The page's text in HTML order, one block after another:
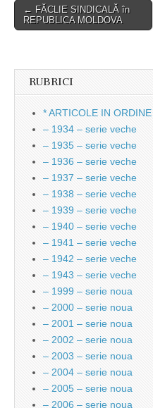
Post
navigation
← FĂCLIE SINDICALĂ în
REPUBLICA MOLDOVA
RUBRICI
* ARTICOLE IN
– 1934 – serie veche
– 1935 – serie veche
– 1936 – serie veche
– 1937 – serie veche
– 1938 – serie veche
– 1939 – serie veche
– 1940 – serie veche
– 1941 – serie veche
– 1942 – serie veche
– 1943 – serie veche
– 1999 – serie noua
– 2000 – serie noua
– 2001 – serie noua
– 2002 – serie noua
– 2003 – serie noua
– 2004 – serie noua
– 2005 – serie noua
– 2006 – serie noua